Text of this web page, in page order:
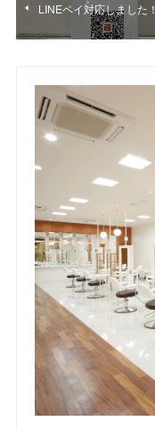
LINEペイ対応しました！